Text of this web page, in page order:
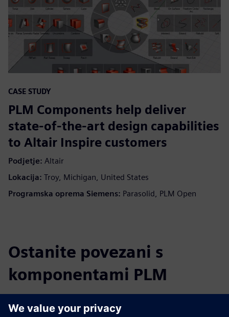
CASE STUDY
PLM Components help deliver
state-of-the-art design capabilities
to Altair Inspire customers
Podjetje: Altair
Lokacija: Troy, Michigan, United States
Programska oprema Siemens: Parasolid, PLM Open
Ostanite povezani s
komponentami PLM